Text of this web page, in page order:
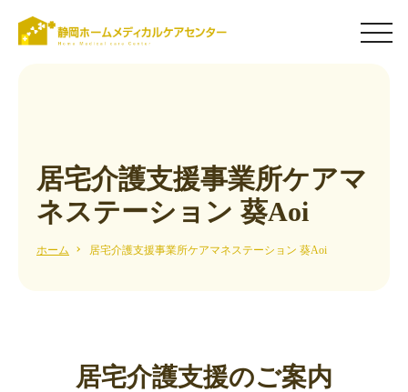
居宅介護支援事業所ケアマ
ネステーション 葵Aoi
ホーム 居宅介護支援事業所ケアマネステーション 葵Aoi
居宅介護支援のご案内